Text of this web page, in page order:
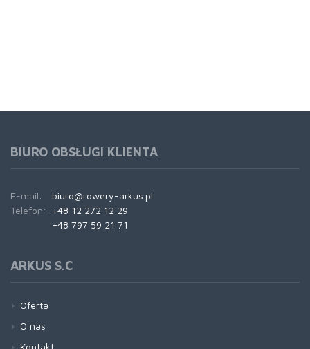
BIURO OBSŁUGI KLIENTA
E-mail:
biuro@rowery-arkus.pl
Telefon:
+48 12 272 12 29
+48 797 59 21 71
ARKUS S.C
Oferta
O nas
Kontakt